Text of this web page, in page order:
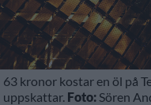
63 kronor kostar en öl på
uppskattar. Foto: Sören